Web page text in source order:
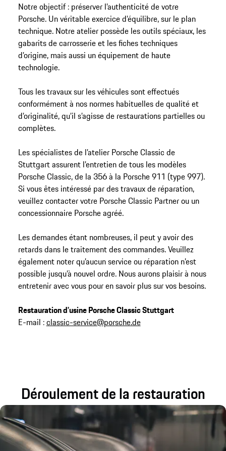
Notre objectif : préserver l’authenticité de votre
Porsche. Un véritable exercice d’équilibre, sur le plan
technique. Notre atelier possède les outils spéciaux, les
gabarits de carrosserie et les fiches techniques
d’origine, mais aussi un équipement de haute
technologie.
Tous les travaux sur les véhicules sont effectués
conformément à nos normes habituelles de qualité et
d’originalité, qu’il s’agisse de restaurations partielles ou
complètes.
Les spécialistes de l’atelier Porsche Classic de
Stuttgart assurent l’entretien de tous les modèles
Porsche Classic, de la 356 à la Porsche 911 (type 997).
Si vous êtes intéressé par des travaux de réparation,
veuillez contacter votre Porsche Classic Partner ou un
concessionnaire Porsche agréé.
Les demandes étant nombreuses, il peut y avoir des
retards dans le traitement des commandes. Veuillez
également noter qu’aucun service ou réparation n’est
possible jusqu’à nouvel ordre. Nous aurons plaisir à nous
entretenir avec vous pour en savoir plus sur vos besoins.
Restauration d’usine Porsche Classic Stuttgart
E-mail :classic-service@porsche.de
Déroulement de la restauration